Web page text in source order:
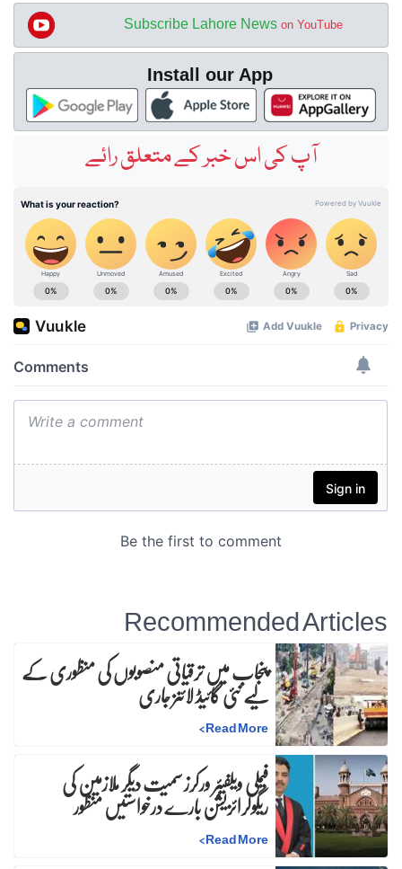
Subscribe Lahore News on YouTube
Install our App
آپ کی اس خبر کے متعلق رائے
Recommended Articles
پنجاب میں ترقیاتی منصوبوں کی منظوری کے
لیے نئی گائیڈ لائنز جاری
Read More
>
فیملی ویلفیئر ورکرز سمیت دیگر ملازمین کی
ریگولرائزیشن بارے درخواستیں منظور
Read More
>